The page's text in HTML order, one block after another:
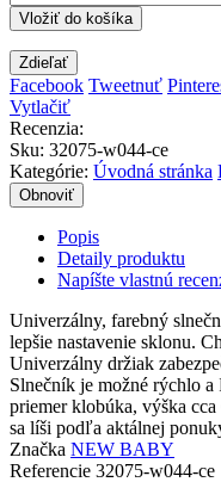
Vložiť do košíka
Zdieľať
Facebook Tweetnuť
Vytlačiť
Recenzia:
Sku: 32075-w044-ce
Kategórie: Úvodná stránka
Popis
Detaily produktu
Napíšte vlastnú
Univerzálny, farebný
lepšie nastavenie sklonu.
Univerzálny držiak
Slnečník je možné rýchlo
priemer klobúka, výška
sa líši podľa aktálnej
Značka NEW BABY
Referencie 32075-w044-ce